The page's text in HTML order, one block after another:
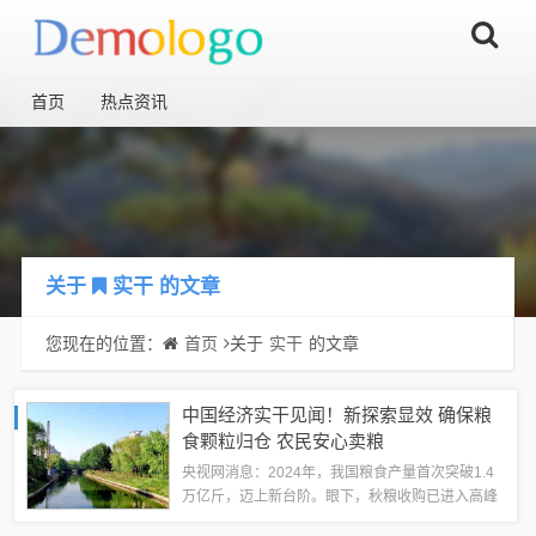
首页 热点资讯
关于 实干的文章
您现在的位置： 首页 关于 实干 的文章
中国经济实干见闻！新探索显效 确保粮
食颗粒归仓 农民安心卖粮
央视网消息：2024年，我国粮食产量首次突破1.4
万亿斤，迈上新台阶。眼下，秋粮收购已进入高峰